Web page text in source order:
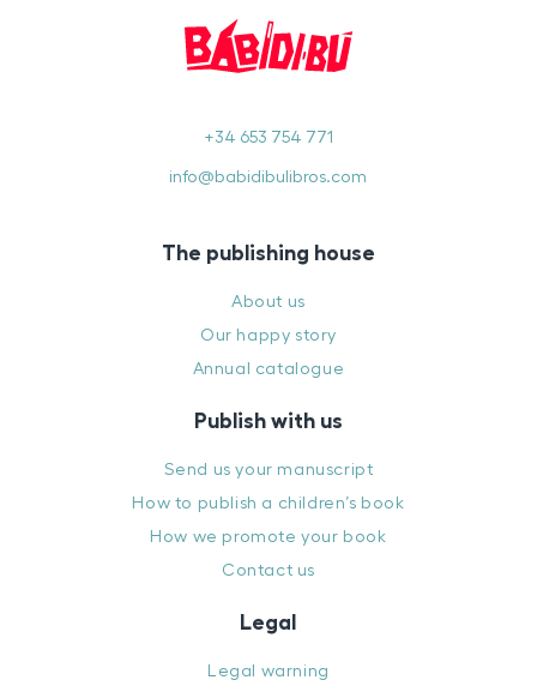
+34 653 754 771
info@babidibulibros.com
The publishing house
About us
Our happy story
Annual catalogue
Publish with us
Send us your manuscript
How to publish a children’s book
How we promote your book
Contact us
Legal
Legal warning